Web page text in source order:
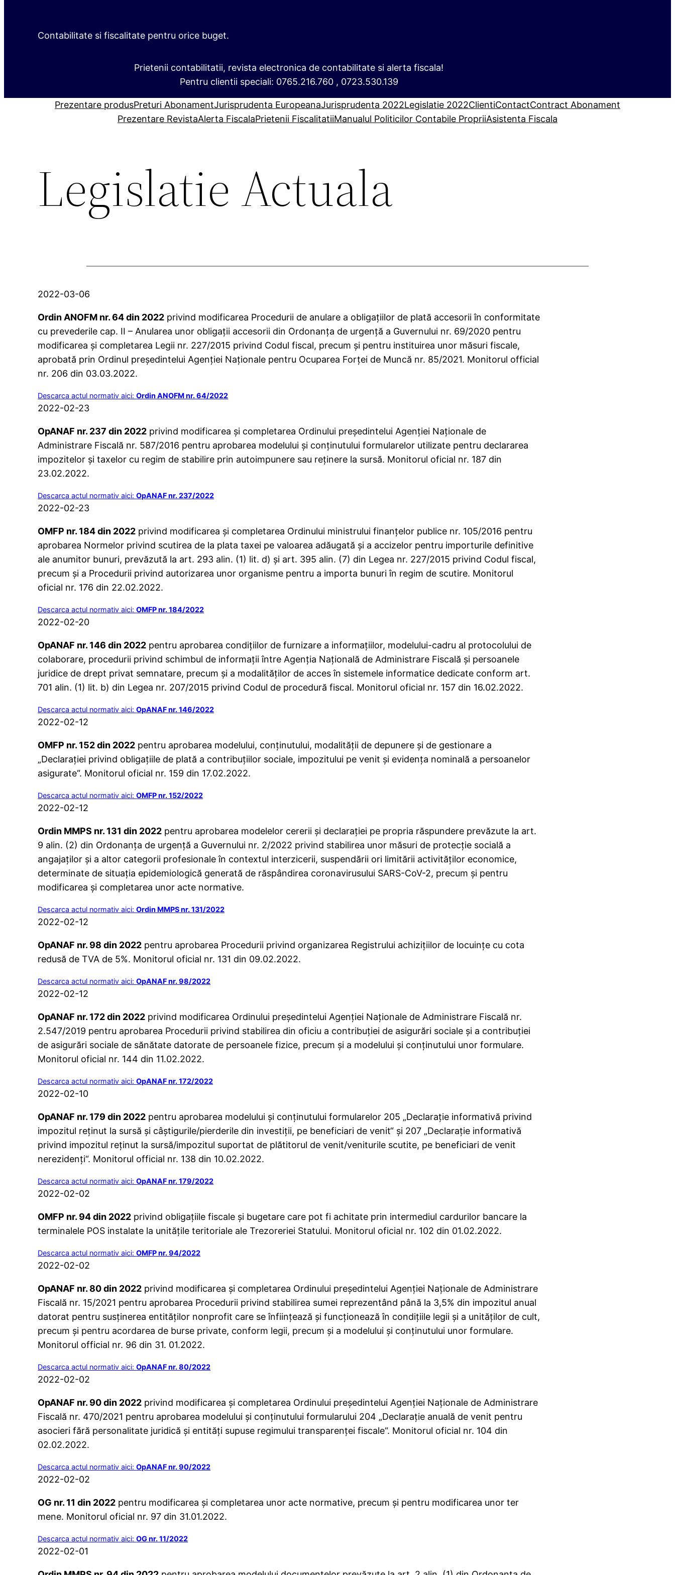
Contabilitate si fiscalitate pentru orice buget.
Prietenii contabilitatii, revista electronica de contabilitate si alerta fiscala!
Pentru clientii speciali: 0765.216.760 , 0723.530.139
Prezentare produsPreturi AbonamentJurisprudenta EuropeanaJurisprudenta 2022Legislatie 2022ClientiContactContract Abonament
Prezentare RevistaAlerta FiscalaPrietenii FiscalitatiiManualul Politicilor Contabile PropriiAsistenta Fiscala
Legislatie Actuala
2022-03-06
Ordin ANOFM nr. 64 din 2022 privind modificarea Procedurii de anulare a obligaţiilor de plată accesorii în conformitate
cu prevederile cap. II – Anularea unor obligaţii accesorii din Ordonanţa de urgenţă a Guvernului nr. 69/2020 pentru
modificarea şi completarea Legii nr. 227/2015 privind Codul fiscal, precum şi pentru instituirea unor măsuri fiscale,
aprobată prin Ordinul preşedintelui Agenţiei Naţionale pentru Ocuparea Forţei de Muncă nr. 85/2021. Monitorul official
nr. 206 din 03.03.2022.
Descarca actul normativ aici:Ordin ANOFM nr. 64/2022
2022-02-23
OpANAF nr. 237 din 2022 privind modificarea şi completarea Ordinului preşedintelui Agenţiei Naţionale de
Administrare Fiscală nr. 587/2016 pentru aprobarea modelului şi conţinutului formularelor utilizate pentru declararea
impozitelor şi taxelor cu regim de stabilire prin autoimpunere sau reţinere la sursă. Monitorul oficial nr. 187 din
23.02.2022.
Descarca actul normativ aici:OpANAF nr. 237/2022
2022-02-23
OMFP nr. 184 din 2022 privind modificarea şi completarea Ordinului ministrului finanţelor publice nr. 105/2016 pentru
aprobarea Normelor privind scutirea de la plata taxei pe valoarea adăugată şi a accizelor pentru importurile definitive
ale anumitor bunuri, prevăzută la art. 293 alin. (1) lit. d) şi art. 395 alin. (7) din Legea nr. 227/2015 privind Codul fiscal,
precum şi a Procedurii privind autorizarea unor organisme pentru a importa bunuri în regim de scutire. Monitorul
oficial nr. 176 din 22.02.2022.
Descarca actul normativ aici:OMFP nr. 184/2022
2022-02-20
OpANAF nr. 146 din 2022 pentru aprobarea condiţiilor de furnizare a informaţiilor, modelului-cadru al protocolului de
colaborare, procedurii privind schimbul de informaţii între Agenţia Naţională de Administrare Fiscală şi persoanele
juridice de drept privat semnatare, precum şi a modalităţilor de acces în sistemele informatice dedicate conform art.
701 alin. (1) lit. b) din Legea nr. 207/2015 privind Codul de procedură fiscal. Monitorul oficial nr. 157 din 16.02.2022.
Descarca actul normativ aici:OpANAF nr. 146/2022
2022-02-12
OMFP nr. 152 din 2022 pentru aprobarea modelului, conţinutului, modalităţii de depunere şi de gestionare a
„Declaraţiei privind obligaţiile de plată a contribuţiilor sociale, impozitului pe venit şi evidenţa nominală a persoanelor
asigurate“. Monitorul oficial nr. 159 din 17.02.2022.
Descarca actul normativ aici:OMFP nr. 152/2022
2022-02-12
Ordin MMPS nr. 131 din 2022 pentru aprobarea modelelor cererii şi declaraţiei pe propria răspundere prevăzute la art.
9 alin. (2) din Ordonanţa de urgenţă a Guvernului nr. 2/2022 privind stabilirea unor măsuri de protecţie socială a
angajaţilor şi a altor categorii profesionale în contextul interzicerii, suspendării ori limitării activităţilor economice,
determinate de situaţia epidemiologică generată de răspândirea coronavirusului SARS-CoV-2, precum şi pentru
modificarea şi completarea unor acte normative.
Descarca actul normativ aici:Ordin MMPS nr. 131/2022
2022-02-12
OpANAF nr. 98 din 2022 pentru aprobarea Procedurii privind organizarea Registrului achiziţiilor de locuinţe cu cota
redusă de TVA de 5%. Monitorul oficial nr. 131 din 09.02.2022.
Descarca actul normativ aici:OpANAF nr. 98/2022
2022-02-12
OpANAF nr. 172 din 2022 privind modificarea Ordinului preşedintelui Agenţiei Naţionale de Administrare Fiscală nr.
2.547/2019 pentru aprobarea Procedurii privind stabilirea din oficiu a contribuţiei de asigurări sociale şi a contribuţiei
de asigurări sociale de sănătate datorate de persoanele fizice, precum şi a modelului şi conţinutului unor formulare.
Monitorul oficial nr. 144 din 11.02.2022.
Descarca actul normativ aici:OpANAF nr. 172/2022
2022-02-10
OpANAF nr. 179 din 2022 pentru aprobarea modelului şi conţinutului formularelor 205 „Declaraţie informativă privind
impozitul reţinut la sursă şi câştigurile/pierderile din investiţii, pe beneficiari de venit“ şi 207 „Declaraţie informativă
privind impozitul reţinut la sursă/impozitul suportat de plătitorul de venit/veniturile scutite, pe beneficiari de venit
nerezidenţi“. Monitorul official nr. 138 din 10.02.2022.
Descarca actul normativ aici:OpANAF nr. 179/2022
2022-02-02
OMFP nr. 94 din 2022 privind obligaţiile fiscale şi bugetare care pot fi achitate prin intermediul cardurilor bancare la
terminalele POS instalate la unităţile teritoriale ale Trezoreriei Statului. Monitorul oficial nr. 102 din 01.02.2022.
Descarca actul normativ aici:OMFP nr. 94/2022
2022-02-02
OpANAF nr. 80 din 2022 privind modificarea şi completarea Ordinului preşedintelui Agenţiei Naţionale de Administrare
Fiscală nr. 15/2021 pentru aprobarea Procedurii privind stabilirea sumei reprezentând până la 3,5% din impozitul anual
datorat pentru susţinerea entităţilor nonprofit care se înfiinţează şi funcţionează în condiţiile legii şi a unităţilor de cult,
precum şi pentru acordarea de burse private, conform legii, precum şi a modelului şi conţinutului unor formulare.
Monitorul official nr. 96 din 31. 01.2022.
Descarca actul normativ aici:OpANAF nr. 80/2022
2022-02-02
OpANAF nr. 90 din 2022 privind modificarea şi completarea Ordinului preşedintelui Agenţiei Naţionale de Administrare
Fiscală nr. 470/2021 pentru aprobarea modelului şi conţinutului formularului 204 „Declaraţie anuală de venit pentru
asocieri fără personalitate juridică şi entităţi supuse regimului transparenţei fiscale“. Monitorul oficial nr. 104 din
02.02.2022.
Descarca actul normativ aici:OpANAF nr. 90/2022
2022-02-02
OG nr. 11 din 2022 pentru modificarea şi completarea unor acte normative, precum şi pentru modificarea unor ter
mene. Monitorul oficial nr. 97 din 31.01.2022.
Descarca actul normativ aici:OG nr. 11/2022
2022-02-01